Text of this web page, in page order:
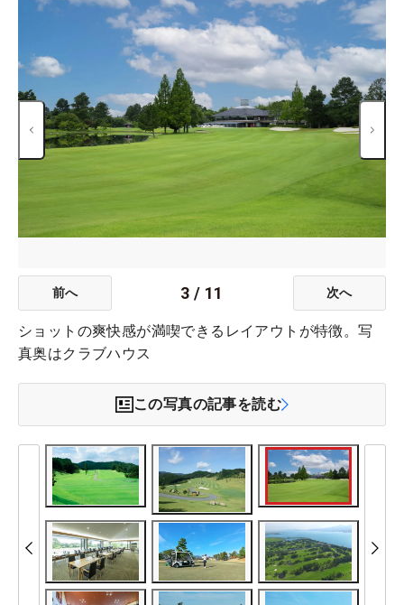
前へ 3 / 11 次へ
ショットの爽快感が満喫できるレイアウトが特徴。写
真奥はクラブハウス
この写真の記事を読む